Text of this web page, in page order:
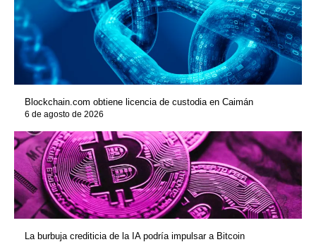
Blockchain.com obtiene licencia de custodia en Caimán
6 de agosto de 2026
La burbuja crediticia de la IA podría impulsar a Bitcoin